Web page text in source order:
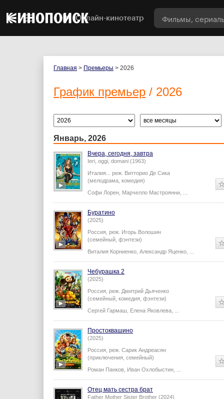
Онлайн-кинотеатр
Главная > Премьеры > 2026
График премьер / 2026
Январь, 2026
Вчера, сегодня, завтра
Ieri, oggi, domani (1963)
Италия... реж. Витторио Де Сика
(мелодрама, комедия)
Софи Лорен Марчелло Мастроянни
Буратино
(2025)
Россия, реж. Игорь Волошин
(семейный, фэнтези)
Виталия Корниенко Александр Яценко
Чебурашка 2
(2025)
Россия, реж. Дмитрий Дьяченко
(семейный, комедия, фэнтези)
Сергей Гармаш
Елена Яковлева
Простоквашино
(2025)
Россия, реж. Сарик Андреасян
(приключения, семейный)
Роман Панков Иван Охлобыстин
Отец мать сестра брат
Father Mother Sister Brother (2024)